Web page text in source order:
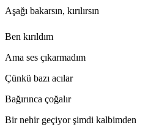
Aşağı bakarsın, kırılırsın
Ben kırıldım
Ama ses çıkarmadım
Çünkü bazı acılar
Bağırınca çoğalır
Bir nehir geçiyor şimdi kalbimden